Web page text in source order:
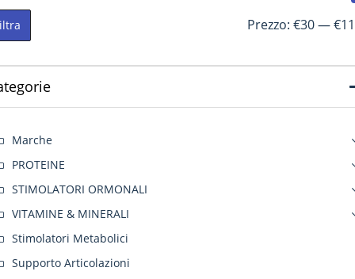
Prezzo: €30—
Marche
PROTEINE
STIMOLATORI ORMONALI
VITAMINE & MINERALI
Stimolatori Metabolici
Supporto Articolazioni